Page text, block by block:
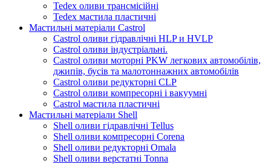
Tedex оливи трансмісійні
Tedex мастила пластичні
Мастильні матеріали Castrol
Castrol оливи гідравлічні HLP и HVLP
Castrol оливи індустріальні.
Castrol оливи моторні PKW легкових автомобілів,
джипів, бусів та малотоннажних автомобілів
Castrol оливи редукторні CLP
Castrol оливи компресорні і вакуумні
Castrol мастила пластичні
Мастильні матеріали Shell
Shell оливи гідравлічні Tellus
Shell оливи компресорні Corena
Shell оливи редукторні Omala
Shell оливи верстатні Tonna